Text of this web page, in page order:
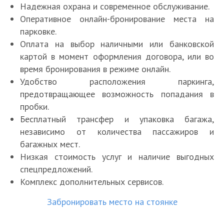
Надежная охрана и современное обслуживание.
Оперативное онлайн-бронирование места на
парковке.
Оплата на выбор наличными или банковской
картой в момент оформления договора, или во
время бронирования в режиме онлайн.
Удобство расположения паркинга,
предотвращающее возможность попадания в
пробки.
Бесплатный трансфер и упаковка багажа,
независимо от количества пассажиров и
багажных мест.
Низкая стоимость услуг и наличие выгодных
спецпредложений.
Комплекс дополнительных сервисов.
Забронировать место на стоянке